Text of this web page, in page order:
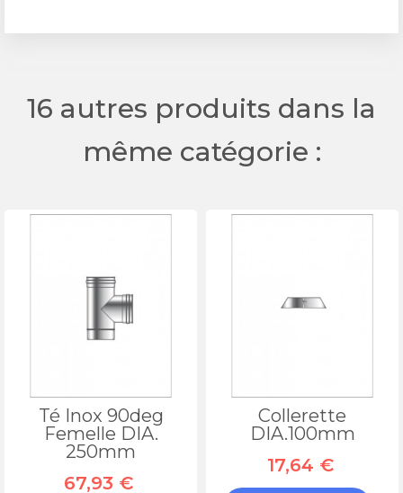
16 autres produits dans la
même catégorie :
Té Inox 90deg
Femelle DIA.
250mm
67,93 €
Collerette
DIA.100mm
17,64 €